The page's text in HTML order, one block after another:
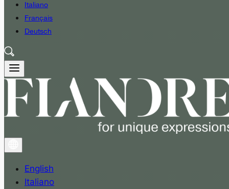
Italiano
Français
Deutsch
English
Italiano